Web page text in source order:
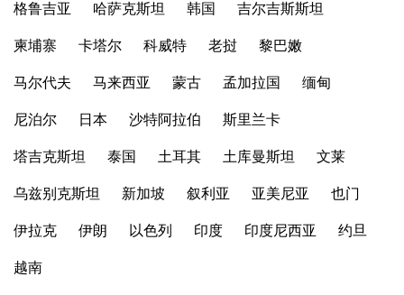
格鲁吉亚 哈萨克斯坦 韩国 吉尔吉斯斯坦
柬埔寨 卡塔尔 科威特 老挝 黎巴嫩
马尔代夫 马来西亚 蒙古 孟加拉国 缅甸
尼泊尔 日本 沙特阿拉伯 斯里兰卡
塔吉克斯坦 泰国 土耳其 土库曼斯坦 文莱
乌兹别克斯坦 新加坡 叙利亚 亚美尼亚 也门
伊拉克 伊朗 以色列 印度 印度尼西亚 约旦
越南